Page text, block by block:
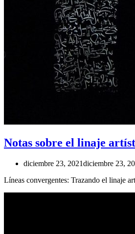
Notas sobre el linaje
diciembre 23, 2021diciembre 23,
Líneas convergentes: Trazando el linaje